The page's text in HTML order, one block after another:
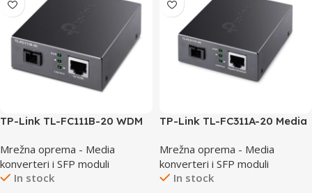
TP-Link TL-FC111B-20 WDM
Mrežna oprema - Media
konverteri i SFP moduli
In stock
TP-Link TL-FC311A-20 Media
Mrežna oprema - Media
konverteri i SFP moduli
In stock